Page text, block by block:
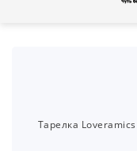
Тарелка